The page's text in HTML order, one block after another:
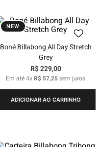
NEW
Boné Billabong All Day Stretch
Grey
R$229,00
Em até4xR$ 57,25sem juros
ADICIONAR AO CARRINHO